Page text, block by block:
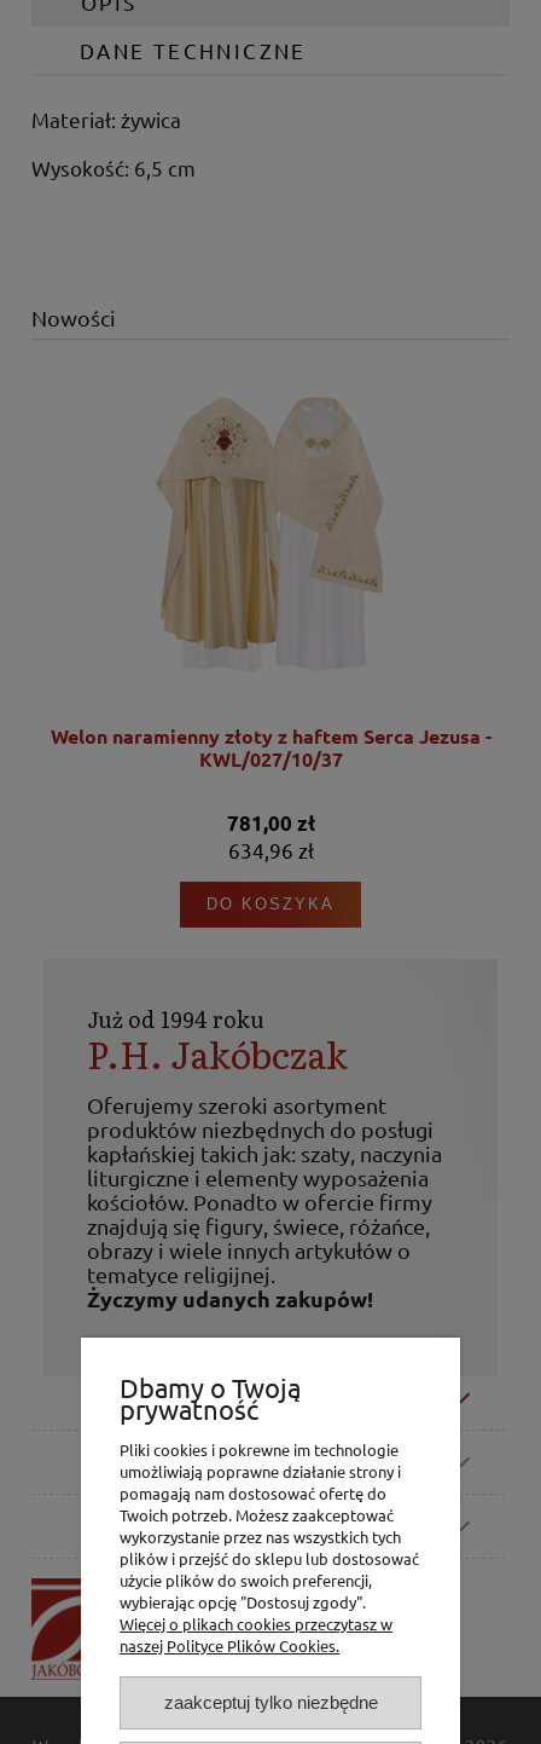
DANE TECHNICZNE
Materiał: żywica
Wysokość: 6,5 cm
Nowości
Welon naramienny złoty z haftem Serca Jezusa -
KWL/027/10/37
781,00 zł
634,96 zł
DO KOSZYKA
Już od 1994 roku
P.H. Jakóbczak
Oferujemy szeroki asortyment
produktów niezbędnych do posługi
kapłańskiej takich jak: szaty, naczynia
liturgiczne i elementy wyposażenia
kościołów. Ponadto w ofercie firmy
znajdują się figury, świece, różańce,
obrazy i wiele innych artykułów o
tematyce religijnej.
Życzymy udanych zakupów!
Moje konto
Zamówienia
Pomoc
P.H. Jakóbczak
Dorota Jakóbczak
Bialska 2/4,
Dbamy o Twoją
prywatność
Pliki cookies i pokrewne im technologie
umożliwiają poprawne działanie strony i
pomagają nam dostosować ofertę do
Twoich potrzeb. Możesz zaakceptować
wykorzystanie przez nas wszystkich tych
plików i przejść do sklepu lub dostosować
użycie plików do swoich preferencji,
wybierając opcję "Dostosuj zgody".
Więcej o plikach cookies przeczytasz w
naszej Polityce Plików Cookies.
zaakceptuj tylko niezbędne